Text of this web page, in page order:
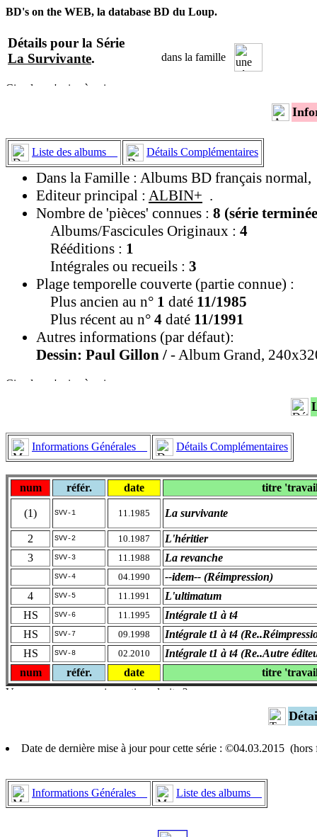
BD's on the WEB, la database BD du Loup.
Détails pour la Série
La Survivante. dans la famille
Liste des albums Détails Complémentaires
Dans la Famille : Albums BD français normal,
Editeur principal : ALBIN+ .
Nombre de 'pièces' connues : 8 (série
Albums/Fascicules Originaux : 4
Rééditions : 1
Intégrales ou recueils : 3
Plage temporelle couverte (partie connue) :
Plus ancien au n° 1 daté 11/1985
Plus récent au n° 4 daté 11/1991
Autres informations (par défaut):
Dessin: Paul Gillon / - Album Grand,
Informations Générales Détails Complémentaires
num référ. date titre
(1) SVV-1 11.1985 La survivante
2 SVV-2 10.1987
L'héritier
3
SVV-3 11.1988 La revanche
SVV-4 04.1990
--idem-- (Réimpression)
4
SVV-5 11.1991
L'ultimatum
HS
SVV-6 11.1995
Intégrale t1 à t4
HS
SVV-7 09.1998
Intégrale t1 à t4
HS
SVV-8 02.2010
Intégrale t1 à t4 (Re..Autre
num
référ. date titre
Date de dernière mise à jour pour cette série : ©04.03.2015 (hors
Informations Générales Liste des albums